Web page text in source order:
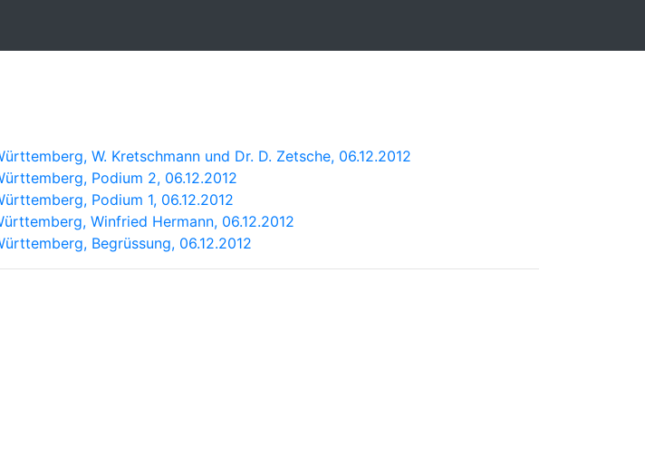
W. Kretschmann und Dr. D. Zetsche, 06.12.2012
Podium 2, 06.12.2012
Podium 1, 06.12.2012
Winfried Hermann, 06.12.2012
Begrüssung, 06.12.2012